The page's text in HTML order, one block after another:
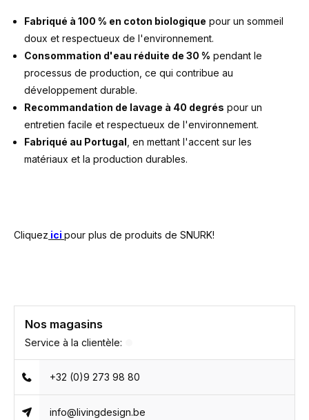
Fabriqué à 100 % en coton biologique pour un sommeil
doux et respectueux de l'environnement.
Consommation d'eau réduite de 30 % pendant le
processus de production, ce qui contribue au
développement durable.
Recommandation de lavage à 40 degrés pour un
entretien facile et respectueux de l'environnement.
Fabriqué au Portugal , en mettant l'accent sur les
matériaux et la production durables.
Cliquez ici pour plus de produits de SNURK!
Nos magasins
Service à la clientèle:
+32 (0)9 273 98 80
info@livingdesign.be